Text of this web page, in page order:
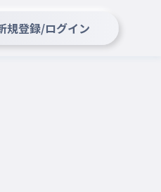
規登録/ログイン